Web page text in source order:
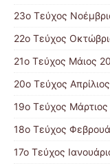
23ο Τεύχος
22ο Τεύχος
21ο Τεύχος Μάιος
20ο Τεύχος
19ο Τεύχος
18ο Τεύχος
17ο Τεύχος